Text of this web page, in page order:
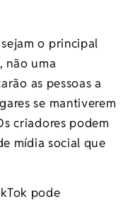
o principal
não uma
as pessoas a
se mantiverem
criadores podem
mídia social que
pode